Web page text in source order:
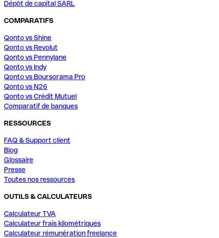
Dépôt de capital SARL
COMPARATIFS
Qonto vs Shine
Qonto vs Revolut
Qonto vs Pennylane
Qonto vs Indy
Qonto vs Boursorama Pro
Qonto vs N26
Qonto vs Crédit Mutuel
Comparatif de banques
RESSOURCES
FAQ & Support client
Blog
Glossaire
Presse
Toutes nos ressources
OUTILS & CALCULATEURS
Calculateur TVA
Calculateur frais kilométriques
Calculateur rémunération freelance